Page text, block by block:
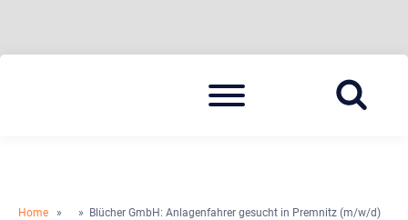
Menu
Home » » Blücher GmbH: Anlagenfahrer gesucht in Premnitz (m/w/d)